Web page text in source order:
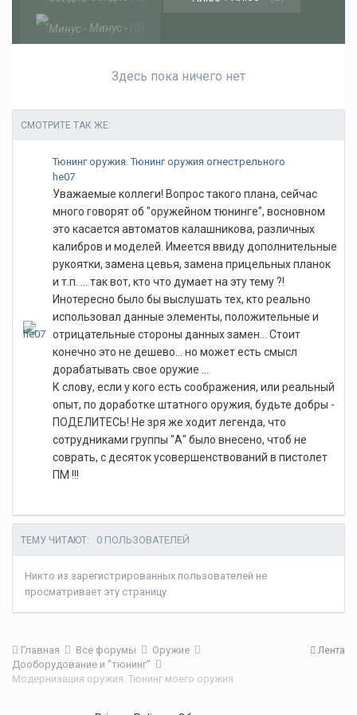
Минус - (0)
Здесь пока ничего нет
СМОТРИТЕ ТАК ЖЕ:
Тюнинг оружия. Тюнинг оружия огнестрельного
he07
Уважаемые коллеги! Вопрос такого плана, сейчас
много говорят об "оружейном тюнинге", восновном
это касается автоматов калашникова, различных
калибров и моделей. Имеется ввиду дополнительные
рукоятки, замена цевья, замена прицельных планок
и т.п. ... так вот, кто что думает на эту тему ?!
Инотересно было бы выслушать тех, кто реально
использовал данные элементы, положительные и
отрицательные стороны данных замен... Стоит
конечно это не дешево... но может есть смысл
дорабатывать свое оружие ...
К слову, если у кого есть соображения, или реальный
опыт, по доработке штатного оружия, будьте добры -
ПОДЕЛИТЕСЬ! Не зря же ходит легенда, что
сотрудниками группы "А" было внесено, чтоб не
соврать, с десяток усовершенствований в пистолет
ПМ !!!
ТЕМУ ЧИТАЮТ: 0 ПОЛЬЗОВАТЕЛЕЙ
Никто из зарегистрированных пользователей не
просматривает эту страницу.
Лента
Главная Все форумы
Оружие
Дооборудование и "тюнинг"
Модернизация оружия. Тюнинг моего оружия